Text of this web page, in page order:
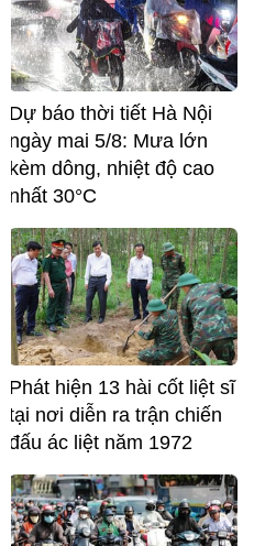
Dự báo thời tiết Hà Nội
ngày mai 5/8: Mưa lớn
kèm dông, nhiệt độ cao
nhất 30°C
Phát hiện 13 hài cốt liệt sĩ
tại nơi diễn ra trận chiến
đấu ác liệt năm 1972